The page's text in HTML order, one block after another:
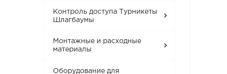
Контроль доступа Турникеты
Шлагбаумы
Монтажные и расходные
материалы
Оборудование для